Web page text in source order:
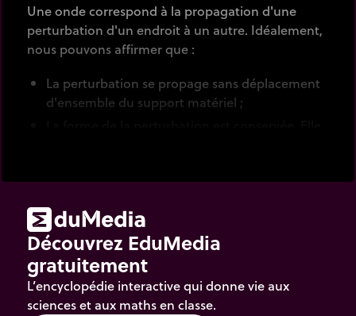
Une onde correspond à la propagation d'une
perturbation d'un endroit à un autre. Idéalement,
nous pouvons affirmer que :
La perturbation se propage sans déplacement
d'ensemble du support matériel ;
La vitesse de propagation demeure constante.
L'onde progressive sinusoïdale est un cas
d'étude primordial parmi toutes les formes
d'ondes.
Un chronomètre est disponible pour évaluer la
célérité de l'onde. Les boutons de navigation
Découvrez EduMedia
gratuitement
L’encyclopédie interactive qui donne vie aux
sciences et aux maths en classe.